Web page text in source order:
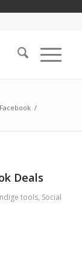
Facebook /
Deals
tools, Social